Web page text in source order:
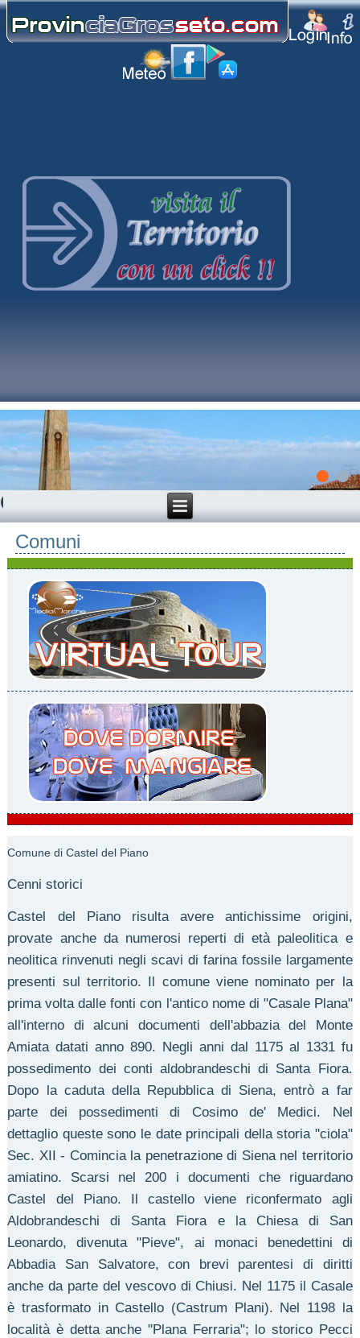
Castel del Piano : Arte, Storia,
Cultura, Prodotti Tipici, Dove
dormire, Dove mangiare, Cosa fare
nella Provincia diGrosseto.
Comuni
Comune di Castel del Piano
Cenni storici
Castel del Piano risulta avere antichissime origini,
provate anche da numerosi reperti di età paleolitica e
neolitica rinvenuti negli scavi di farina fossile largamente
presenti sul territorio. Il comune viene nominato per la
prima volta dalle fonti con l'antico nome di "Casale Plana"
all'interno di alcuni documenti dell'abbazia del Monte
Amiata datati anno 890. Negli anni dal 1175 al 1331 fu
possedimento dei conti aldobrandeschi di Santa Fiora.
Dopo la caduta della Repubblica di Siena, entrò a far
parte dei possedimenti di Cosimo de' Medici. Nel
dettaglio queste sono le date principali della storia "ciola"
Sec. XII - Comincia la penetrazione di Siena nel territorio
amiatino. Scarsi nel 200 i documenti che riguardano
Castel del Piano. Il castello viene riconfermato agli
Aldobrandeschi di Santa Fiora e la Chiesa di San
Leonardo, divenuta "Pieve", ai monaci benedettini di
Abbadia San Salvatore, con brevi parentesi di diritti
anche da parte del vescovo di Chiusi. Nel 1175 il Casale
è trasformato in Castello (Castrum Plani). Nel 1198 la
località è detta anche "Plana Ferraria"; lo storico Pecci